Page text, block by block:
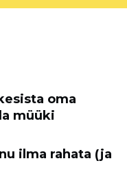
oma
müüki
ilma rahata (ja